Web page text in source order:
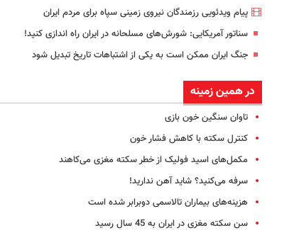
پیام ویدئویی رزمندگان نیروی زمینی سپاه برای مردم ایران
سناتور آمریکایی: شورش‌های مسلحانه در ایران راه اندازی کنید!
جنگ ایران ممکن است به یکی از اشتباهات تاریخ تبدیل شود
در همین زمینه
تاوان سنگین خون بازی
کنترل سکته با کاهش فشار خون
مکمل‌های اسید فولیک از خطر سکته مغزی می‌‌کاهند
سرفه می‌کنید؟ شاید آهن ندارید!
هزینه‌های بیماران تالاسمی دوبرابر شده است
سن سکته مغزی در ایران به 45 سال رسید